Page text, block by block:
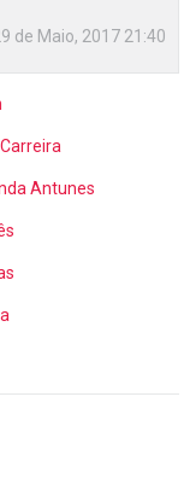
de Maio, 2017 21:40
Antunes